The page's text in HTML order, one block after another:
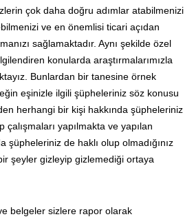
çok daha doğru adımlar atabilmenizi
ve en önemlisi ticari açıdan
sağlamaktadır. Aynı şekilde özel
konularda araştırmalarımızla
Bunlardan bir tanesine örnek
eşinizle ilgili şüpheleriniz söz konusu
herhangi bir kişi hakkında şüpheleriniz
yapılmakta ve yapılan
şüpheleriniz de haklı olup olmadığınız
şeyler gizleyip gizlemediği ortaya
belgeler sizlere rapor olarak